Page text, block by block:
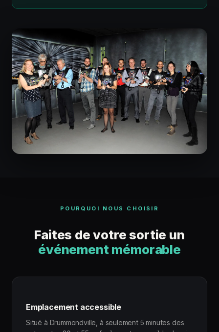
POURQUOI NOUS CHOISIR
Faites de votre sortie un
événement mémorable
Emplacement accessible
Situé à Drummondville, à seulement 5 minutes des